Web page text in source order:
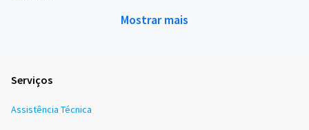
Mostrar mais
Serviços
Assistência Técnica